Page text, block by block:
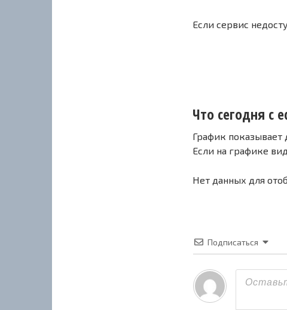
Если сервис
Что сегодня с
График показывает
Если на графике
Нет данных для
Подписаться